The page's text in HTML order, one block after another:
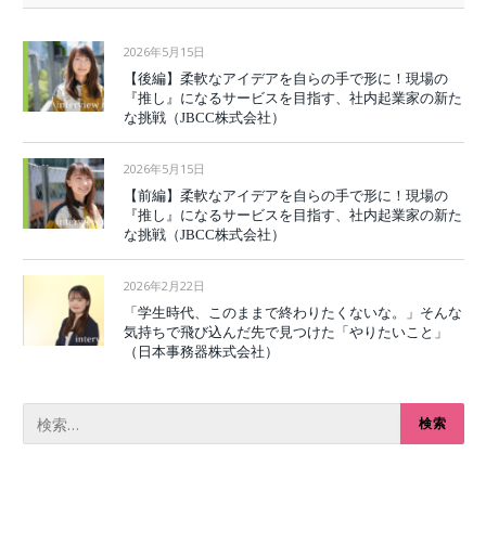
2026年5月15日
【後編】柔軟なアイデアを自らの手で形に！現場の
『推し』になるサービスを目指す、社内起業家の新た
な挑戦（JBCC株式会社）
2026年5月15日
【前編】柔軟なアイデアを自らの手で形に！現場の
『推し』になるサービスを目指す、社内起業家の新た
な挑戦（JBCC株式会社）
2026年2月22日
「学生時代、このままで終わりたくないな。」そんな
気持ちで飛び込んだ先で見つけた「やりたいこと」
（日本事務器株式会社）